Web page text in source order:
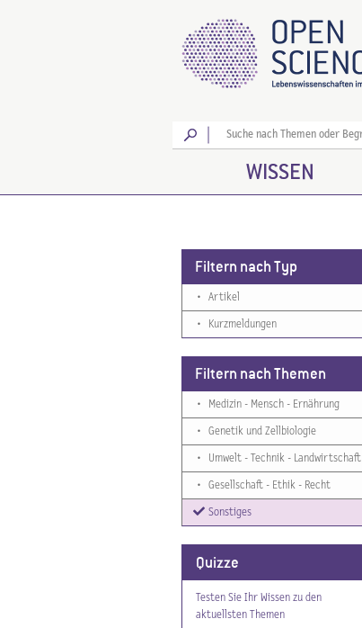
Los
WISSEN
Filtern nach Typ
• Artikel
• Kurzmeldungen
Filtern nach Themen
• Medizin - Mensch - Ernährung
• Genetik und Zellbiologie
• Umwelt - Technik - Landwirtschaft
• Gesellschaft - Ethik - Recht
Sonstiges
Quizze
Testen Sie Ihr Wissen zu den
aktuellsten Themen